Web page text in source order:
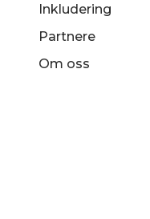
Inkludering
Partnere
Om oss